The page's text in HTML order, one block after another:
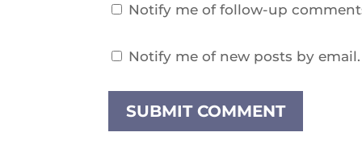
Notify me of follow-up
Notify me of new posts by email.